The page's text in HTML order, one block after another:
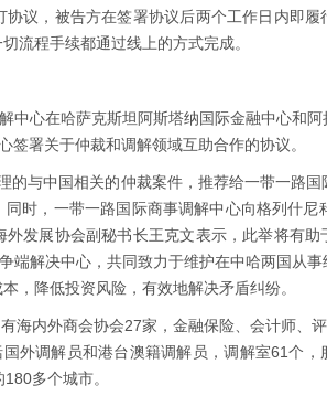
议，被告方在签署协议后两个工作日内即履
流程手续都通过线上的方式完成。
中心在哈萨克斯坦阿斯塔纳国际金融中心和
署关于仲裁和调解领域互助合作的协议。
的与中国相关的仲裁案件，推荐给一带一路
时，一带一路国际商事调解中心向格列什尼
发展协会副秘书长王克文表示，此举将有助
端解决中心，共同致力于维护在中哈两国从
，降低投资风险，有效地解决矛盾纠纷。
海内外商会协会27家，金融保险、会计师、
外调解员和港台澳籍调解员，调解室61个，
多个城市。